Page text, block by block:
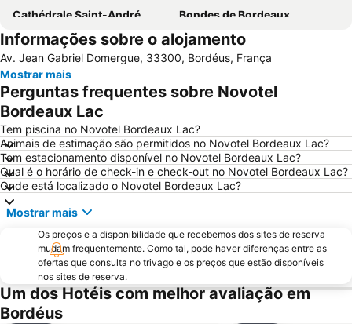
Cathédrale Saint-André
Bondes de Bordeaux
Musée du Vin et du Négoce - Cellier des Chartrons
Parque Floral de Bordeaux-Lac
Place des Quinconces
Rue Sainte-Catherine
Stade Chaban-Delmas
Bois de Bordeaux
Bordeaux Maritime
Grand Parc - Paul Doumer
CITY TOUR in an open top bus
St Michel - Nansouty - St Genès
Tribunal de Grande Instance de Bordeaux
Basilique Saint-Michel
La Place Saint Michel
Zoo de Bordeaux-Pessac
Ópera Nacional de Bordeaux
Maison du Vin de Saint-Emilion
Informações sobre o alojamento
Av. Jean Gabriel Domergue, 33300, Bordéus, França
Mostrar mais
Perguntas frequentes sobre Novotel
Bordeaux Lac
Tem piscina no Novotel Bordeaux Lac?
Animais de estimação são permitidos no Novotel Bordeaux Lac?
Tem estacionamento disponível no Novotel Bordeaux Lac?
Qual é o horário de check-in e check-out no Novotel Bordeaux Lac?
Onde está localizado o Novotel Bordeaux Lac?
Mostrar mais
Os preços e a disponibilidade que recebemos dos sites de reserva
mudam frequentemente. Como tal, pode haver diferenças entre as
ofertas que consulta no trivago e os preços que estão disponíveis
nos sites de reserva.
Um dos Hotéis com melhor avaliação em
Bordéus